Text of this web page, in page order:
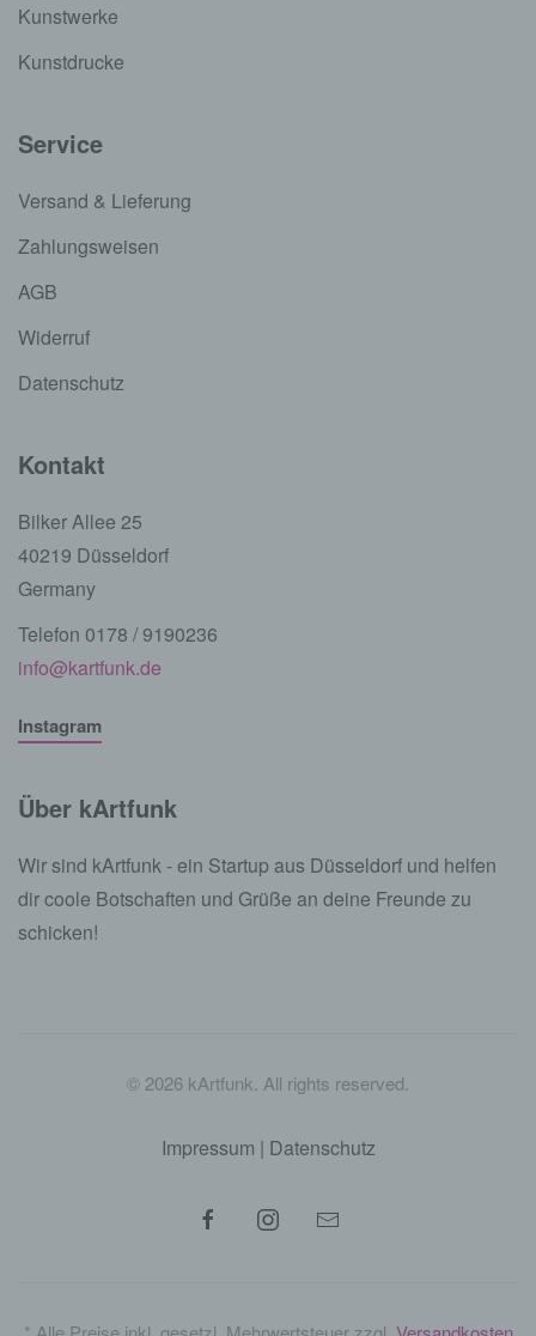
Kunstwerke
Kunstdrucke
Service
Versand & Lieferung
Zahlungsweisen
AGB
Widerruf
Datenschutz
Kontakt
Bilker Allee 25
40219 Düsseldorf
Germany
Telefon 0178 / 9190236
info@kartfunk.de
Instagram
Über kArtfunk
Wir sind kArtfunk - ein Startup aus Düsseldorf und helfen
dir coole Botschaften und Grüße an deine Freunde zu
schicken!
© 2026 kArtfunk. All rights reserved.
Impressum | Datenschutz